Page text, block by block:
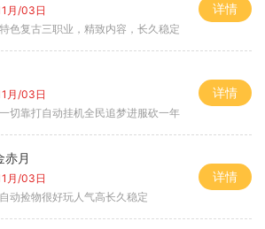
月/03日
特色复古三职业，精致内容，长久稳定
详情
月/03日
一切靠打自动挂机全民追梦进服砍一年
详情
赤月
月/03日
自动捡物很好玩人气高长久稳定
详情